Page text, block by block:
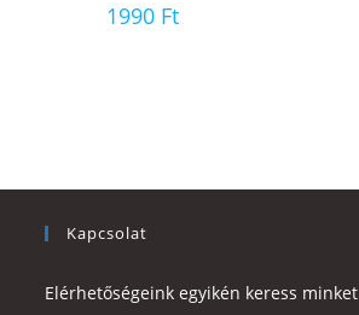
1990 Ft
Kapcsolat
Elérhetőségeink egyikén keress minket